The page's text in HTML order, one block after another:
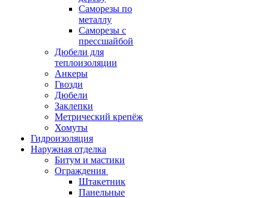
Саморезы по
металлу
Саморезы с
прессшайбой
Дюбели для
теплоизоляции
Анкеры
Гвозди
Дюбели
Заклепки
Метрический крепёж
Хомуты
Гидроизоляция
Наружная отделка
Битум и мастики
Ограждения
Штакетник
Панельные